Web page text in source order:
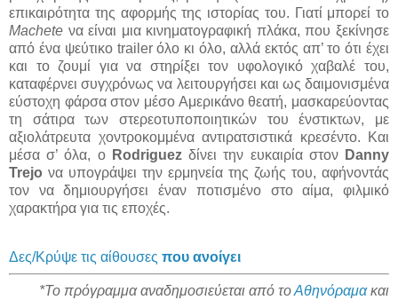
επικαιρότητα της αφορμής της ιστορίας του. Γιατί μπορεί το
Machete να είναι μια κινηματογραφική πλάκα, που ξεκίνησε
από ένα ψεύτικο trailer όλο κι όλο, αλλά εκτός απ’ το ότι έχει
και το ζουμί για να στηρίξει τον υφολογικό χαβαλέ του,
καταφέρνει συγχρόνως να λειτουργήσει και ως δαιμονισμένα
εύστοχη φάρσα στον μέσο Αμερικάνο θεατή, μασκαρεύοντας
τη σάτιρα των στερεοτυποποιητικών του ένστικτων, με
αξιολάτρευτα χοντροκομμένα αντιρατσιστικά κρεσέντο. Και
μέσα σ’ όλα, ο Rodriguezδίνει την ευκαιρία στον Danny
Trejo να υπογράψει την ερμηνεία της ζωής του, αφήνοντάς
τον να δημιουργήσει έναν ποτισμένο στο αίμα, φιλμικό
χαρακτήρα για τις εποχές.
Δες/Κρύψε τις αίθουσες που ανοίγει
*Το πρόγραμμα αναδημοσιεύεται από τοΑθηνόραμακαι